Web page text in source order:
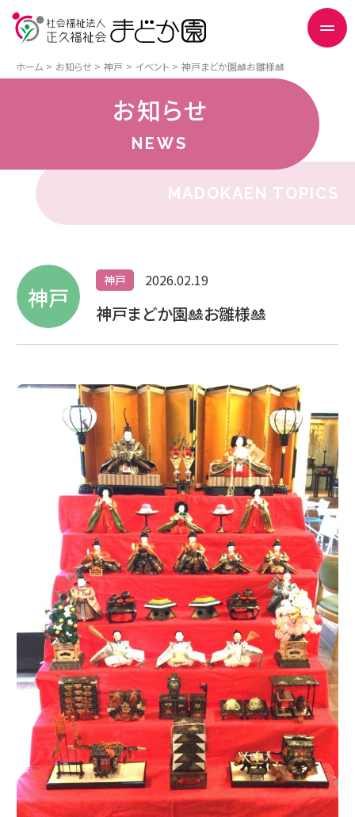
ホーム お知らせ 神戸 イベント 神戸まどか園🎎お雛様🎎
お知らせ
NEWS
MADOKAEN TOPICS
神戸
神戸 2026.02.19
神戸まどか園🎎お雛様🎎